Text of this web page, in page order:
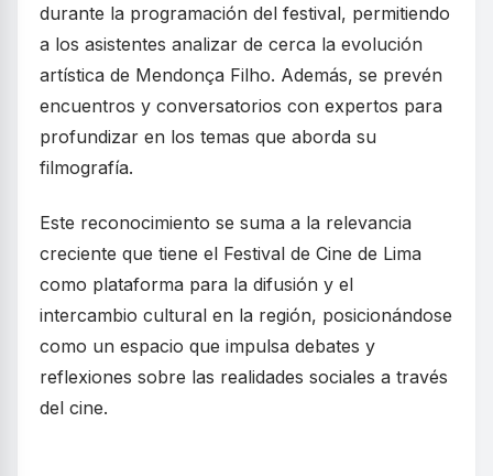
durante la programación del festival, permitiendo
a los asistentes analizar de cerca la evolución
artística de Mendonça Filho. Además, se prevén
encuentros y conversatorios con expertos para
profundizar en los temas que aborda su
filmografía.
Este reconocimiento se suma a la relevancia
creciente que tiene el Festival de Cine de Lima
como plataforma para la difusión y el
intercambio cultural en la región, posicionándose
como un espacio que impulsa debates y
reflexiones sobre las realidades sociales a través
del cine.